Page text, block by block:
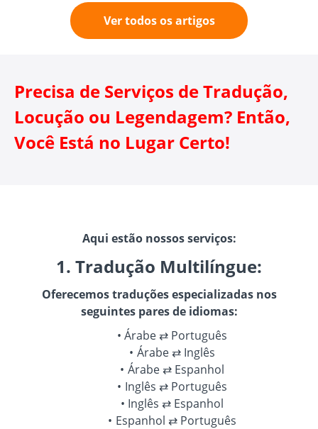
Ver todos os artigos
Precisa de Serviços de Tradução,
Locução ou Legendagem? Então,
Você Está no Lugar Certo!
Aqui estão nossos serviços:
1. Tradução Multilíngue:
Oferecemos traduções especializadas nos
seguintes pares de idiomas:
Árabe ⇄ Português
Árabe ⇄ Inglês
Árabe ⇄ Espanhol
Inglês ⇄ Português
Inglês ⇄ Espanhol
Espanhol ⇄ Português